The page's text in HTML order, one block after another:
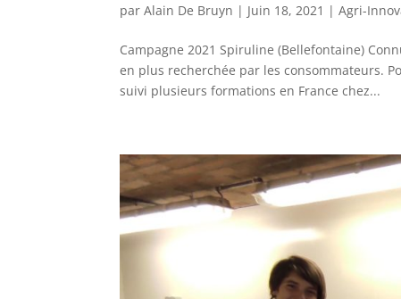
parAlain De Bruyn | Juin 18, 2021 |Agri-
Campagne 2021 Spiruline (Bellefontaine)
en plus recherchée par les consommateurs.
suivi plusieurs formations en France chez...